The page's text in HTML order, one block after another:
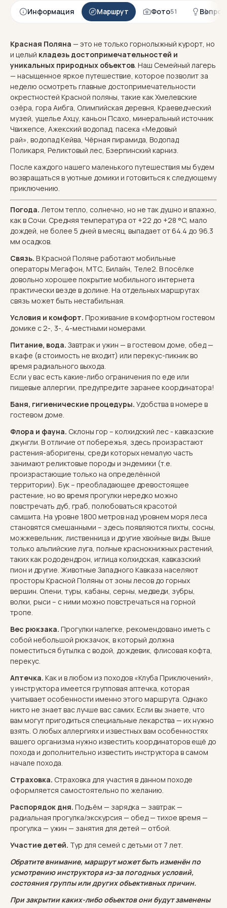
Информация Маршрут Фото51
Красная Поляна — это не только горнолыжный курорт, но
и целый кладезь достопримечательностей и
уникальных природных объектов. Наш Семейный лагерь
— насыщенное яркое путешествие, которое позволит за
неделю осмотреть главные достопримечательности
окрестностей Красной поляны, такие как Хмелевские
озёра, гора Аибга, Олимпийская деревня, Краеведческий
музей, ущелье Ахцу, каньон Псахо, минеральный источник
Чвижепсе, Ажекский водопад, пасека «Медовый
рай», водопад Кейва, Чёрная пирамида, Водопад
Поликаря, Реликтовый лес, Бзерпинский карниз.
После каждого нашего маленького путешествия мы будем
возвращаться в уютные домики и готовиться к следующему
приключению.
Погода. Летом тепло, солнечно, но не так душно и влажно,
как в Сочи. Средняя температура от +22 до +28 °C, мало
дождей, не более 5 дней в месяц, выпадает от 64.4 до 96.3
мм осадков.
Связь. В Красной Поляне работают мобильные
операторы Мегафон, МТС, Билайн, Теле2. В посёлке
довольно хорошее покрытие мобильного интернета
практически везде в долине. На отдельных маршрутах
связь может быть нестабильная.
Условия и комфорт. Проживание в комфортном гостевом
домике с 2-, 3-, 4-местными номерами.
Питание, вода. Завтрак и ужин — в гостевом доме, обед —
в кафе (в стоимость не входит) или перекус-пикник во
время радиального выхода.
Если у вас есть какие-либо ограничения по еде или
пищевые аллергии, предупредите заранее координатора!
Баня, гигиенические процедуры. Удобства в номере в
гостевом доме.
Флора и фауна. Склоны гор – колхидский лес - кавказские
джунгли. В отличие от побережья, здесь произрастают
растения-аборигены, среди которых немалую часть
занимают реликтовые породы и эндемики (т.е.
произрастающие только на определённой
территории). Бук – преобладающее древостоящее
растение, но во время прогулки нередко можно
повстречать дуб, граб, полюбоваться красотой
самшита. На уровне 1800 метров над уровнем моря леса
становятся смешанными – здесь появляются пихты, сосны,
можжевельник, лиственница и другие хвойные виды. Выше
только альпийские луга, полные краснокнижных растений,
таких как рододендрон, иглица колхидская, кавказский
пион и другие. Животные Западного Кавказа населяют
просторы Красной Поляны от зоны лесов до горных
вершин. Олени, туры, кабаны, серны, медведи, зубры,
волки, рыси – с ними можно повстречаться на горной
тропе.
Вес рюкзака. Прогулки налегке, рекомендовано иметь с
собой небольшой рюкзачок, в который должна
поместиться бутылка с водой, дождевик, флисовая кофта,
перекус.
Аптечка. Как и в любом из походов «Клуба Приключений»,
у инструктора имеется групповая аптечка, которая
учитывает особенности именно этого маршрута. Однако
никто не знает вас лучше вас самих. Если вы знаете, что
вам могут пригодиться специальные лекарства — их нужно
взять. О любых аллергиях и известных вам особенностях
вашего организма нужно известить координаторов ещё до
похода и дополнительно известить инструктора в самом
начале похода.
Страховка. Страховка для участия в данном походе
оформляется самостоятельно по желанию.
Распорядок дня. Подъём — зарядка — завтрак —
радиальная прогулка/экскурсия — обед — тихое время —
прогулка — ужин — занятия для детей — отбой.
Участие детей. Тур для семей с детьми от 7 лет.
Обратите внимание, маршрут может быть изменён по
усмотрению инструктора из-за погодных условий,
состояния группы или других объективных причин.
При закрытии каких-либо объектов они будут заменены